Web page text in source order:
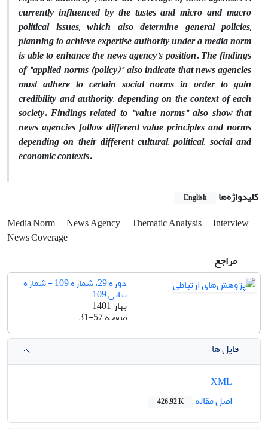
currently influenced by the tastes and micro and macro
political issues, which also determine general policies,
planning to achieve expertise authority under a media norm
is able to enhance the news agency's position. The findings
of "applied norms (policy)" also indicate that news agencies
must adhere to certain social norms in order to gain
credibility and authority, depending on the context of each
society. Findings related to "value norms" also show that
news agencies follow different value principles and norms
depending on their different cultural, political, social and
economic contexts.
کلیدواژه‌ها English
Media Norm News Agency Thematic Analysis
Interview
News Coverage
مراجع
دوره 29، شماره 109 - شماره
پیاپی 109
بهار 1401
صفحه31-57
فایل ها
اصل مقاله
426.92 K